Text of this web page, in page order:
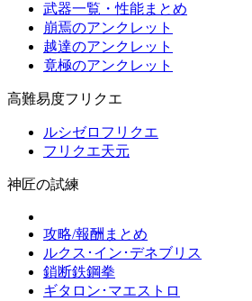
武器一覧・性能まとめ
崩焉のアンクレット
越達のアンクレット
竟極のアンクレット
高難易度フリクエ
ルシゼロフリクエ
フリクエ天元
神匠の試練
攻略/報酬まとめ
ルクス･イン･デネブリス
鎖断鉄鋼拳
ギタロン･マエストロ